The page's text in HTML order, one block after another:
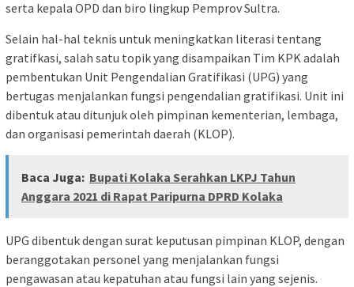
serta kepala OPD dan biro lingkup Pemprov Sultra.
Selain hal-hal teknis untuk meningkatkan literasi tentang
gratifkasi, salah satu topik yang disampaikan Tim KPK adalah
pembentukan Unit Pengendalian Gratifikasi (UPG) yang
bertugas menjalankan fungsi pengendalian gratifikasi. Unit ini
dibentuk atau ditunjuk oleh pimpinan kementerian, lembaga,
dan organisasi pemerintah daerah (KLOP).
Baca Juga: Bupati Kolaka Serahkan LKPJ Tahun
Anggara 2021 di Rapat Paripurna DPRD Kolaka
UPG dibentuk dengan surat keputusan pimpinan KLOP, dengan
beranggotakan personel yang menjalankan fungsi
pengawasan atau kepatuhan atau fungsi lain yang sejenis.